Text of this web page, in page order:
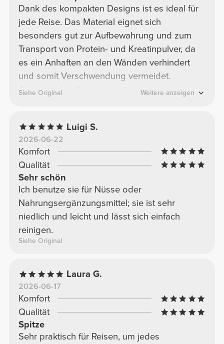
Dank des kompakten Designs ist es ideal für
jede Reise. Das Material eignet sich
besonders gut zur Aufbewahrung und zum
Transport von Protein- und Kreatinpulver, da
es ein Anhaften an den Wänden verhindert
und somit Verschwendung vermeidet.
Ausgezeichnet!
Siehe Original Weitere anzeigen
Luigi S.
2026-06-22
Komfort
Qualität
Sehr schön
Ich benutze sie für Nüsse oder
Nahrungsergänzungsmittel; sie ist sehr
niedlich und leicht und lässt sich einfach
reinigen.
Siehe Original
Laura G.
2026-06-17
Komfort
Qualität
Spitze
Sehr praktisch für Reisen, um jedes